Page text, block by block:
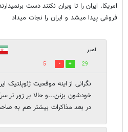
امریکا. ایران را تا ویران نکنند دست
فروغی پیدا میشد و ایران را نجات میداد
امیر
29
5
نگرانی از اینه موقعیت ژئوپلتیک
خودشون بزنن...و حالا پر زور تر
در بعد مذاکرات بیشتر هم به